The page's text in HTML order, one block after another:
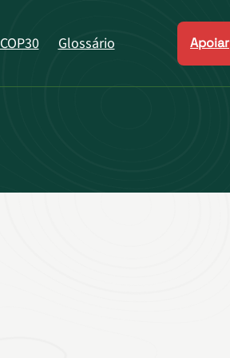
COP30 Glossário Apoiar